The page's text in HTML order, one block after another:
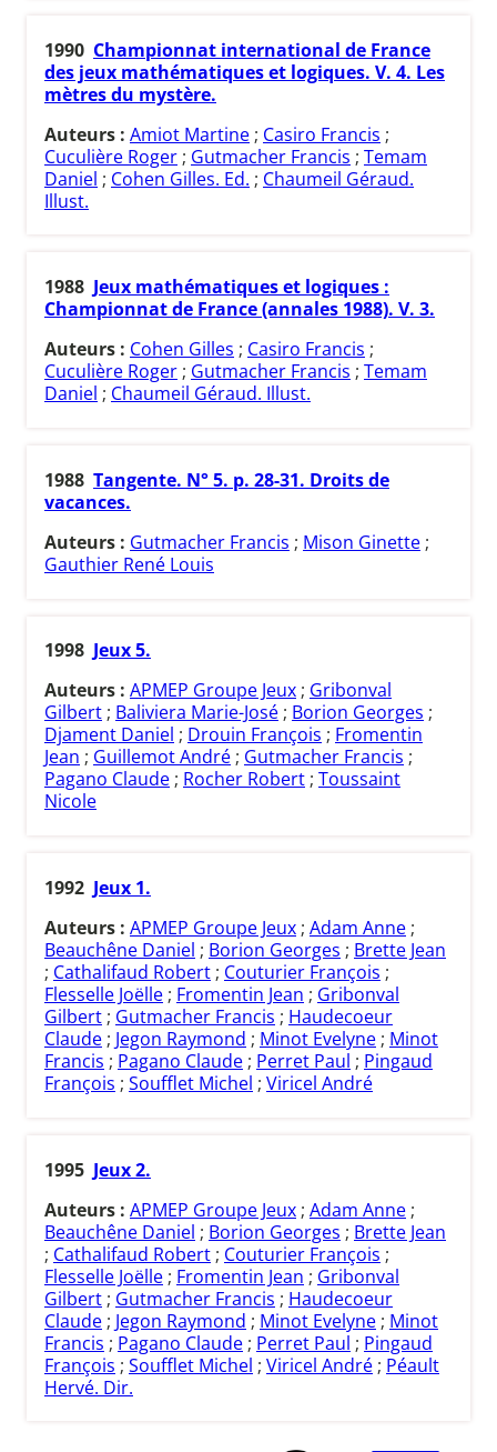
1990 Championnat international de France
des jeux mathématiques et logiques. V. 4. Les
mètres du mystère.
Auteurs : Amiot Martine ; Casiro Francis ;
Cuculière Roger ; Gutmacher Francis ; Temam
Daniel ; Cohen Gilles. Ed. ; Chaumeil Géraud.
Illust.
1988 Jeux mathématiques et logiques :
Championnat de France (annales 1988). V. 3.
Auteurs : Cohen Gilles ; Casiro Francis ;
Cuculière Roger ; Gutmacher Francis ; Temam
Daniel ; Chaumeil Géraud. Illust.
1988 Tangente. N° 5. p. 28-31. Droits de
vacances.
Auteurs : Gutmacher Francis ; Mison Ginette ;
Gauthier René Louis
1998 Jeux 5.
Auteurs : APMEP Groupe Jeux ; Gribonval
Gilbert ; Baliviera Marie-José ; Borion Georges ;
Djament Daniel ; Drouin François ; Fromentin
Jean ; Guillemot André ; Gutmacher Francis ;
Pagano Claude ; Rocher Robert ; Toussaint
Nicole
1992 Jeux 1.
Auteurs : APMEP Groupe Jeux ; Adam Anne ;
Beauchêne Daniel ; Borion Georges ; Brette Jean
; Cathalifaud Robert ; Couturier François ;
Flesselle Joëlle ; Fromentin Jean ; Gribonval
Gilbert ; Gutmacher Francis ; Haudecoeur
Claude ; Jegon Raymond ; Minot Evelyne ; Minot
Francis ; Pagano Claude ; Perret Paul ; Pingaud
François ; Soufflet Michel ; Viricel André
1995 Jeux 2.
Auteurs : APMEP Groupe Jeux ; Adam Anne ;
Beauchêne Daniel ; Borion Georges ; Brette Jean
; Cathalifaud Robert ; Couturier François ;
Flesselle Joëlle ; Fromentin Jean ; Gribonval
Gilbert ; Gutmacher Francis ; Haudecoeur
Claude ; Jegon Raymond ; Minot Evelyne ; Minot
Francis ; Pagano Claude ; Perret Paul ; Pingaud
François ; Soufflet Michel ; Viricel André ; Péault
Hervé. Dir.